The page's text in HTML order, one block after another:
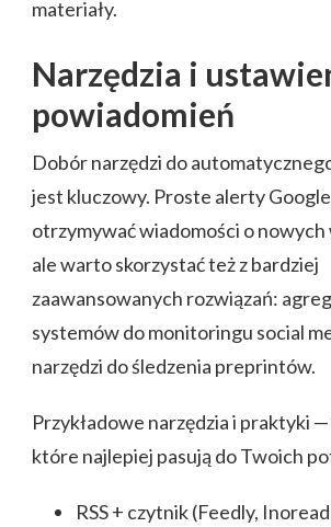
materiały.
Narzędzia i
powiadomień
Dobór narzędzi do
jest kluczowy. Proste alerty
otrzymywać wiadomości o nowych
ale warto skorzystać też z bardziej
zaawansowanych rozwiązań:
systemów do monitoringu social
narzędzi do śledzenia preprintów.
Przykładowe narzędzia i praktyki
które najlepiej pasują do Twoich
RSS + czytnik (Feedly,